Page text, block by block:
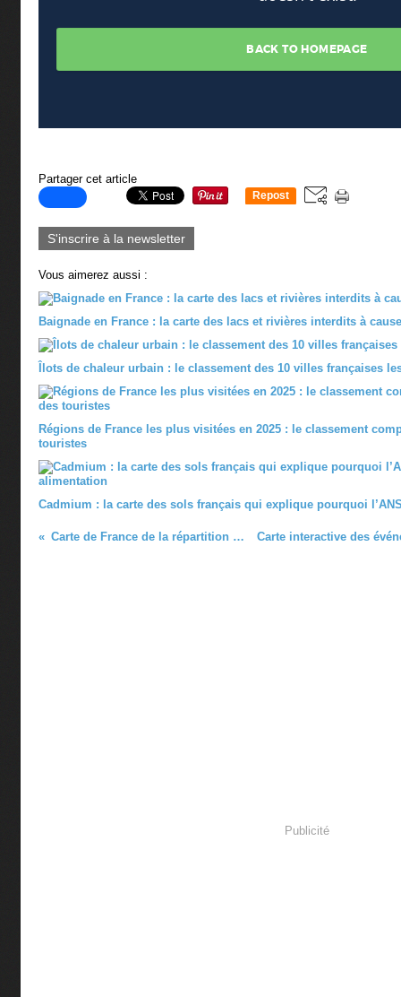
Partager cet article
Repost
S'inscrire à la newsletter
Vous aimerez aussi :
Baignade en France : la carte des lacs et rivières interdits à
Îlots de chaleur urbain : le classement des 10 villes françaises
Régions de France les plus visitées en 2025 : le classement
touristes
Cadmium : la carte des sols français qui explique pourquoi
Carte de France de la répartition des migrants de Calais
Publicité